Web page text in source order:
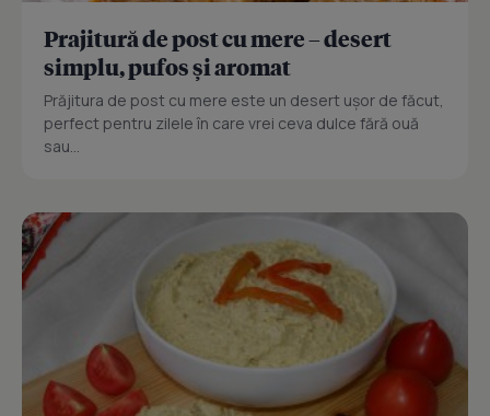
Prajitură de post cu mere – desert
simplu, pufos și aromat
Prăjitura de post cu mere este un desert ușor de făcut,
perfect pentru zilele în care vrei ceva dulce fără ouă
sau...